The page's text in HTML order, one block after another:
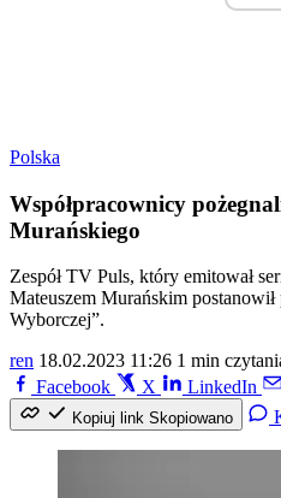
Polska
Współpracownicy
Murańskiego
Zespół TV Puls, który emitował
Mateuszem Murańskim postanowił
Wyborczej”.
ren 18.02.2023 11:26 1 min
Facebook
X LinkedIn
Kopiuj link Skopiowano